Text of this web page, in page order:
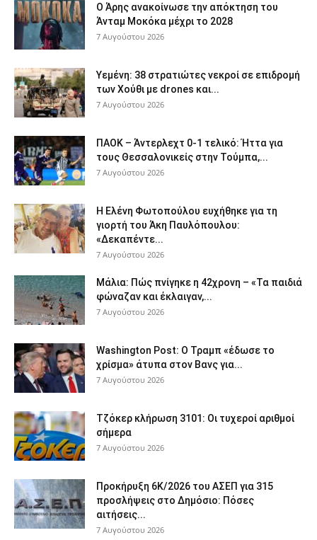
Ο Άρης ανακοίνωσε την απόκτηση του
Άνταμ Μοκόκα μέχρι το 2028
7 Αυγούστου 2026
Υεμένη: 38 στρατιώτες νεκροί σε επιδρομή
των Χούθι με drones και...
7 Αυγούστου 2026
ΠΑΟΚ – Άντερλεχτ 0-1 τελικό: Ήττα για
τους Θεσσαλονικείς στην Τούμπα,...
7 Αυγούστου 2026
Η Ελένη Φωτοπούλου ευχήθηκε για τη
γιορτή του Άκη Παυλόπουλου:
«Δεκαπέντε...
7 Αυγούστου 2026
Μάλια: Πώς πνίγηκε η 42χρονη – «Τα παιδιά
φώναζαν και έκλαιγαν,...
7 Αυγούστου 2026
Washington Post: Ο Τραμπ «έδωσε το
χρίσμα» άτυπα στον Βανς για...
7 Αυγούστου 2026
Τζόκερ κλήρωση 3101: Οι τυχεροί αριθμοί
σήμερα
7 Αυγούστου 2026
Προκήρυξη 6Κ/2026 του ΑΣΕΠ για 315
προσλήψεις στο Δημόσιο: Πόσες
αιτήσεις...
7 Αυγούστου 2026